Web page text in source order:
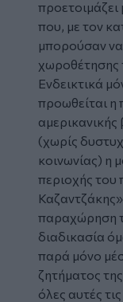
που, με τον
μπορούσαν
χωροθέτησης
Ενδεικτικά
προωθείται η
αμερικανικής
(χωρίς
κοινωνίας) η
περιοχής
παραχώρηση
διαδικασία
παρά μόνο
ζητήματος
όλες αυτές